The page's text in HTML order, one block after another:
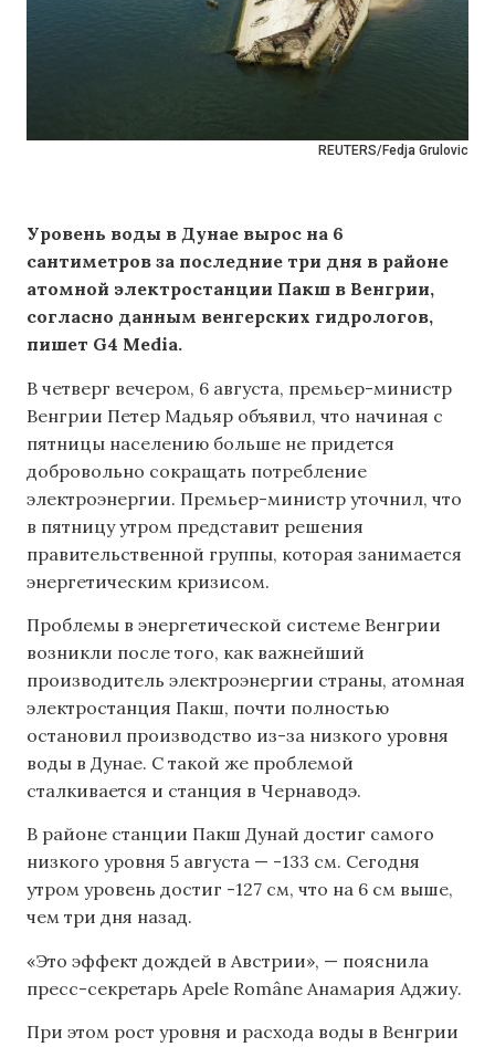
REUTERS/Fedja Grulovic
Уровень воды в Дунае вырос на 6
сантиметров за последние три дня в районе
атомной электростанции Пакш в Венгрии,
согласно данным венгерских гидрологов,
пишет G4 Media.
В четверг вечером, 6 августа, премьер-министр
Венгрии Петер Мадьяр объявил, что начиная с
пятницы населению больше не придется
добровольно сокращать потребление
электроэнергии. Премьер-министр уточнил, что
в пятницу утром представит решения
правительственной группы, которая занимается
энергетическим кризисом.
Проблемы в энергетической системе Венгрии
возникли после того, как важнейший
производитель электроэнергии страны, атомная
электростанция Пакш, почти полностью
остановил производство из-за низкого уровня
воды в Дунае. С такой же проблемой
сталкивается и станция в Чернаводэ.
В районе станции Пакш Дунай достиг самого
низкого уровня 5 августа — -133 см. Сегодня
утром уровень достиг -127 см, что на 6 см выше,
чем три дня назад.
«Это эффект дождей в Австрии», — пояснила
пресс-секретарь Apele Române Анамария Аджиу.
При этом рост уровня и расхода воды в Венгрии